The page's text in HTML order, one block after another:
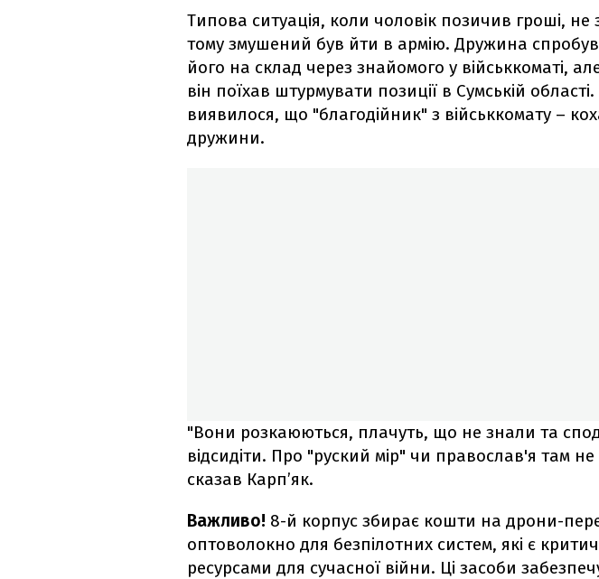
Типова ситуація, коли чоловік позичив гроші, не
тому змушений був йти в армію. Дружина
його на склад через знайомого у військкоматі,
він поїхав штурмувати позиції в Сумській
виявилося, що "благодійник" з військкомату –
дружини.
"Вони розкаюються, плачуть, що не знали та
відсидіти. Про "руский мір" чи православ'я там
сказав Карп’як.
Важливо! 8-й корпус збирає кошти на дрони-
оптоволокно для безпілотних систем, які є
ресурсами для сучасної війни. Ці засоби